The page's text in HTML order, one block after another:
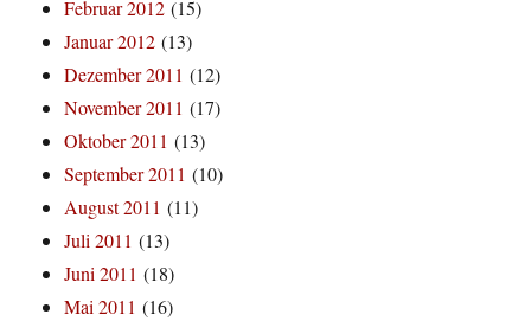
Februar 2012 (15)
Januar 2012 (13)
Dezember 2011 (12)
November 2011 (17)
Oktober 2011 (13)
September 2011 (10)
August 2011 (11)
Juli 2011 (13)
Juni 2011 (18)
Mai 2011 (16)